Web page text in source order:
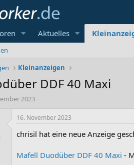
Aktuelles
Kleinanzeigen
DDF 40 Maxi
2023
16. November 2023
chrisil hat eine neue Anzeige
Mafell Duodüber DDF 40 Maxi -